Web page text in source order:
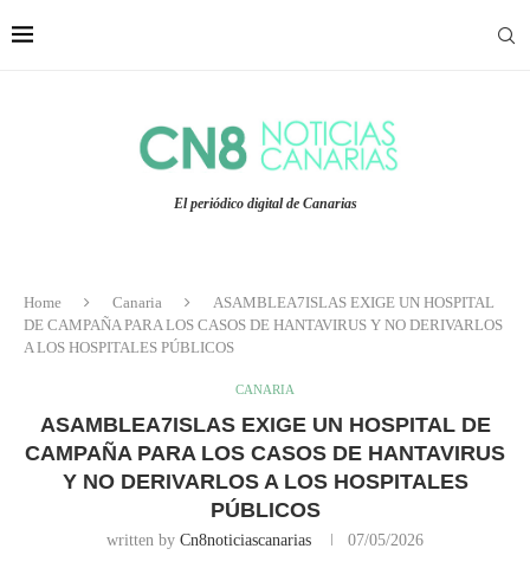
El periódico digital de Canarias
Home Canaria
ASAMBLEA7ISLAS EXIGE UN HOSPITAL
DE CAMPAÑA PARA LOS CASOS DE HANTAVIRUS Y NO DERIVARLOS
A LOS HOSPITALES PÚBLICOS
CANARIA
ASAMBLEA7ISLAS EXIGE UN HOSPITAL DE
CAMPAÑA PARA LOS CASOS DE HANTAVIRUS
Y NO DERIVARLOS A LOS HOSPITALES
PÚBLICOS
written by Cn8noticiascanarias 07/05/2026